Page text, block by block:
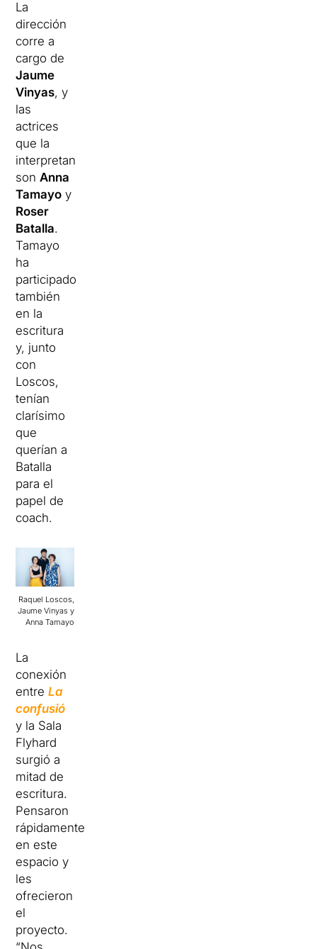
La
dirección
corre a
cargo de
Jaume
Vinyas, y
las
actrices
que la
interpretan
sonAnna
Tamayo y
Roser
Batalla.
Tamayo
ha
participado
también
en la
escritura
y, junto
con
Loscos,
tenían
clarísimo
que
querían a
Batalla
para el
papel de
coach.
Raquel Loscos,
Jaume Vinyas y
Anna Tamayo
La
conexión
entreLa
confusió
y la Sala
Flyhard
surgió a
mitad de
escritura.
Pensaron
rápidamente
en este
espacio y
les
ofrecieron
el
proyecto.